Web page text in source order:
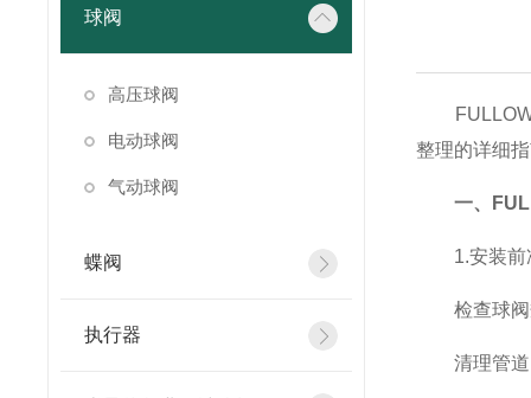
球阀
高压球阀
电动球阀
气动球阀
蝶阀
执行器
FULLOWS
整理的详细
一、
1.安装前
检查球阀规
清理管道：